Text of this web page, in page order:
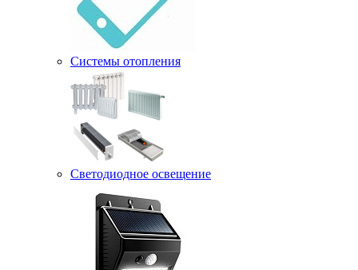
Системы отопления
Светодиодное освещение